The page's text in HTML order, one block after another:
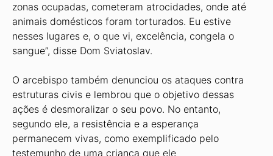
zonas ocupadas, cometeram atrocidades, onde até
animais domésticos foram torturados. Eu estive
nesses lugares e, o que vi, excelência, congela o
sangue”, disse Dom Sviatoslav.
O arcebispo também denunciou os ataques contra
estruturas civis e lembrou que o objetivo dessas
ações é desmoralizar o seu povo. No entanto,
segundo ele, a resistência e a esperança
permanecem vivas, como exemplificado pelo
testemunho de uma criança que ele